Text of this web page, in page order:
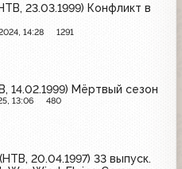
23.03.1999) Конфликт в
14:28 1291
14.02.1999) Мёртвый сезон
13:06 480
20.04.1997) 33 выпуск.